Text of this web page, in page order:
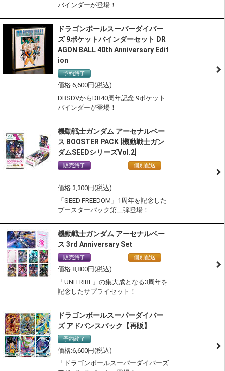
バインダーが登場！
ドラゴンボールスーパーダイバー
ズ 9ポケットバインダーセット DR
AGON BALL 40th Anniversary Edit
ion
予約終了
6,600
DBSDVからDB40周年記念 9ポケット
バインダーが登場！
機動戦士ガンダム アーセナルベー
ス BOOSTER PACK [機動戦士ガン
ダムSEEDシリーズVol.2]
販売終了
個別配送
3,300
「SEED FREEDOM」1周年を記念した
ブースターパック第二弾登場！
機動戦士ガンダム アーセナルベー
ス 3rd Anniversary Set
販売終了 個別配送
8,800
「UNITRIBE」の集大成となる3周年を
記念したサプライセット！
ドラゴンボールスーパーダイバー
ズ アドバンスパック【再販】
予約終了
6,600
「ドラゴンボールスーパーダイバーズ